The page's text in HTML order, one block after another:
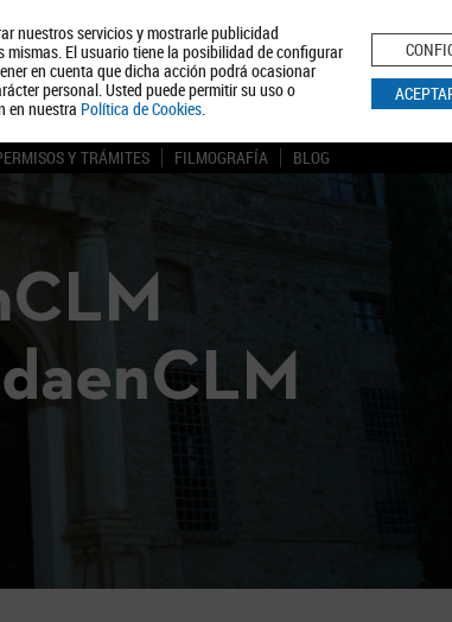
nuestros servicios y mostrarle publicidad
El usuario tiene la posibilidad de configurar
en cuenta que dicha acción podrá ocasionar
personal. Usted puede permitir su uso o
en nuestra Política de Cookies.
somos Turismo Política de Privacidad Aviso Legal
Y TRÁMITES FILMOGRAFÍA BLOG